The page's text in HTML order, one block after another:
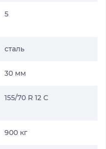
5
сталь
30 мм
155/70 R 12 C
900 кг